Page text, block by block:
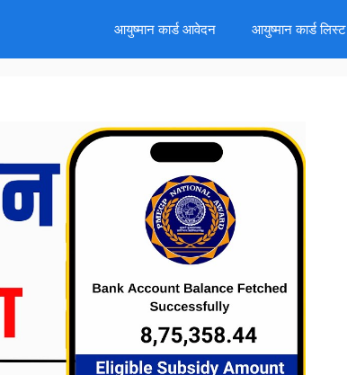
आयुष्मान कार्ड आवेदन आयुष्मान कार्ड लिस्ट